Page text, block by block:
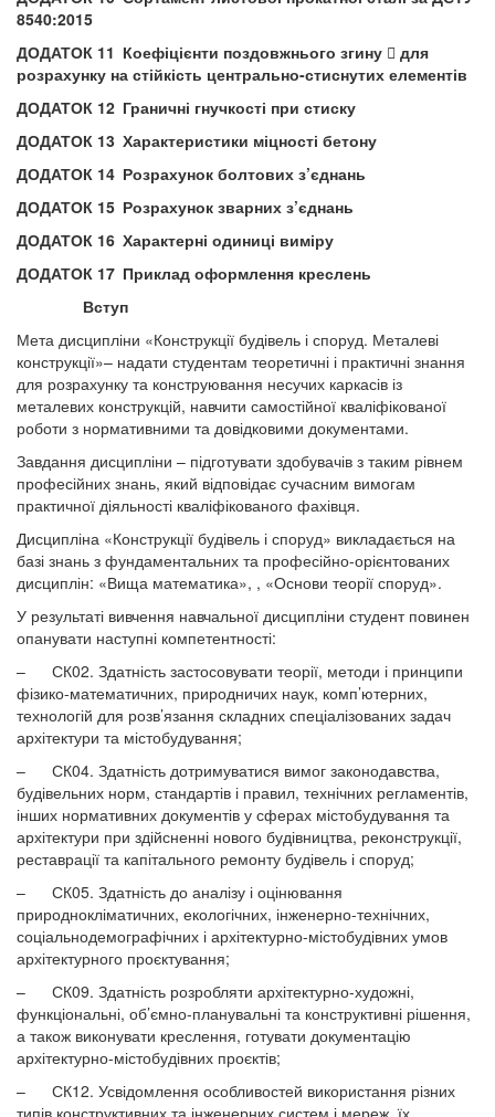
8540:2015
ДОДАТОК 11 Коефіцієнти поздовжнього згину  для
розрахунку на стійкість центрально-стиснутих елементів
ДОДАТОК 12 Граничні гнучкості при стиску
ДОДАТОК 13 Характеристики міцності бетону
ДОДАТОК 14 Розрахунок болтових з’єднань
ДОДАТОК 15 Розрахунок зварних з’єднань
ДОДАТОК 16 Характерні одиниці виміру
ДОДАТОК 17 Приклад оформлення креслень
Вступ
Мета дисципліни «Конструкції будівель і споруд. Металеві
конструкції»– надати студентам теоретичні і практичні знання
для розрахунку та конструювання несучих каркасів із
металевих конструкцій, навчити самостійної кваліфікованої
роботи з нормативними та довідковими документами.
Завдання дисципліни – підготувати здобувачів з таким рівнем
професійних знань, який відповідає сучасним вимогам
практичної діяльності кваліфікованого фахівця.
Дисципліна «Конструкції будівель і споруд» викладається на
базі знань з фундаментальних та професійно-орієнтованих
дисциплін: «Вища математика», , «Основи теорії споруд».
У результаті вивчення навчальної дисципліни студент повинен
опанувати наступні компетентності:
–
СК02. Здатність застосовувати теорії, методи і принципи
фізико-математичних, природничих наук, комп’ютерних,
технологій для розв’язання складних спеціалізованих задач
архітектури та містобудування;
–
СК04. Здатність дотримуватися вимог законодавства,
будівельних норм, стандартів і правил, технічних регламентів,
інших нормативних документів у сферах містобудування та
архітектури при здійсненні нового будівництва, реконструкції,
реставрації та капітального ремонту будівель і споруд;
–
СК05. Здатність до аналізу і оцінювання
природнокліматичних, екологічних, інженерно-технічних,
соціальнодемографічних і архітектурно-містобудівних умов
архітектурного проєктування;
–
СК09. Здатність розробляти архітектурно-художні,
функціональні, об’ємно-планувальні та конструктивні рішення,
а також виконувати креслення, готувати документацію
архітектурно-містобудівних проєктів;
–
СК12. Усвідомлення особливостей використання різних